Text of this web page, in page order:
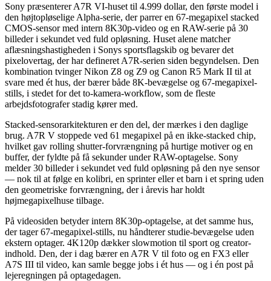
Sony præsenterer A7R VI-huset til 4.999 dollar, den første model i
den højtopløselige Alpha-serie, der parrer en 67-megapixel stacked
CMOS-sensor med intern 8K30p-video og en RAW-serie på 30
billeder i sekundet ved fuld opløsning. Huset alene matcher
aflæsningshastigheden i Sonys sportsflagskib og bevarer det
pixelovertag, der har defineret A7R-serien siden begyndelsen. Den
kombination tvinger Nikon Z8 og Z9 og Canon R5 Mark II til at
svare med ét hus, der bærer både 8K-bevægelse og 67-megapixel-
stills, i stedet for det to-kamera-workflow, som de fleste
arbejdsfotografer stadig kører med.
Stacked-sensorarkitekturen er den del, der mærkes i den daglige
brug. A7R V stoppede ved 61 megapixel på en ikke-stacked chip,
hvilket gav rolling shutter-forvrængning på hurtige motiver og en
buffer, der fyldte på få sekunder under RAW-optagelse. Sony
melder 30 billeder i sekundet ved fuld opløsning på den nye sensor
— nok til at følge en kolibri, en sprinter eller et barn i et spring uden
den geometriske forvrængning, der i årevis har holdt
højmegapixelhuse tilbage.
På videosiden betyder intern 8K30p-optagelse, at det samme hus,
der tager 67-megapixel-stills, nu håndterer studie-bevægelse uden
ekstern optager. 4K120p dækker slowmotion til sport og creator-
indhold. Den, der i dag bærer en A7R V til foto og en FX3 eller
A7S III til video, kan samle begge jobs i ét hus — og i én post på
lejeregningen på optagedagen.